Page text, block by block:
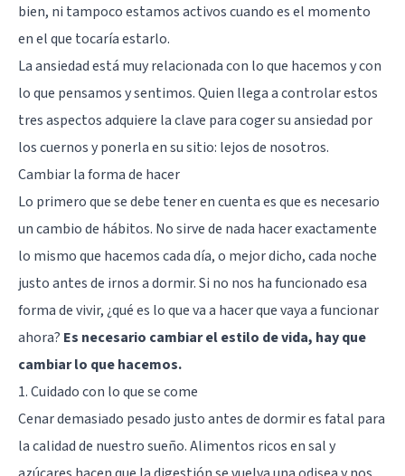
bien, ni tampoco estamos activos cuando es el momento
en el que tocaría estarlo.
La ansiedad está muy relacionada con lo que hacemos y con
lo que pensamos y sentimos. Quien llega a controlar estos
tres aspectos adquiere la clave para coger su ansiedad por
los cuernos y ponerla en su sitio: lejos de nosotros.
Cambiar la forma de hacer
Lo primero que se debe tener en cuenta es que es necesario
un cambio de hábitos. No sirve de nada hacer exactamente
lo mismo que hacemos cada día, o mejor dicho, cada noche
justo antes de irnos a dormir. Si no nos ha funcionado esa
forma de vivir, ¿qué es lo que va a hacer que vaya a funcionar
ahora? Es necesario cambiar el estilo de vida, hay que
cambiar lo que hacemos.
1. Cuidado con lo que se come
Cenar demasiado pesado justo antes de dormir es fatal para
la calidad de nuestro sueño. Alimentos ricos en sal y